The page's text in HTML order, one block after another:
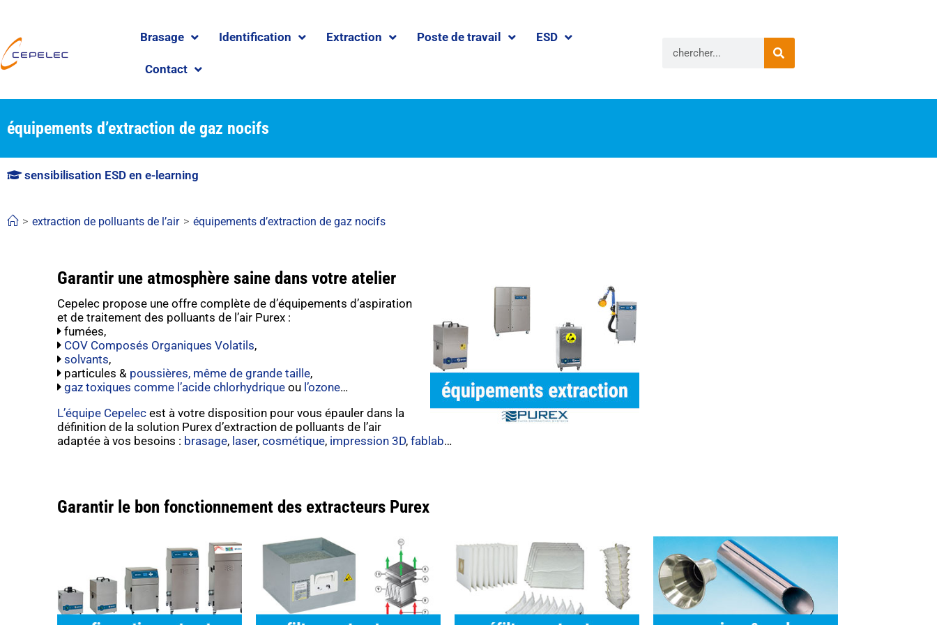
Brasage Identification Extraction Poste de travail ESD
Contact
équipements d’extraction de gaz nocifs
sensibilisation ESD en e-learning
> extraction de polluants de l’air > équipements d’extraction de gaz nocifs
Garantir une atmosphère saine dans votre atelier
Cepelec propose une offre complète de d’équipements d’aspiration
et de traitement des polluants de l’air Purex :
fumées,
COV Composés Organiques Volatils,
solvants,
particules & poussières, même de grande taille,
gaz toxiques comme l’acide chlorhydrique ou l’ozone…
L’équipe Cepelec est à votre disposition pour vous épauler dans la
définition de la solution Purex d’extraction de polluants de l’air
adaptée à vos besoins : brasage, laser, cosmétique, impression 3D, fablab…
Garantir le bon fonctionnement des extracteurs Purex